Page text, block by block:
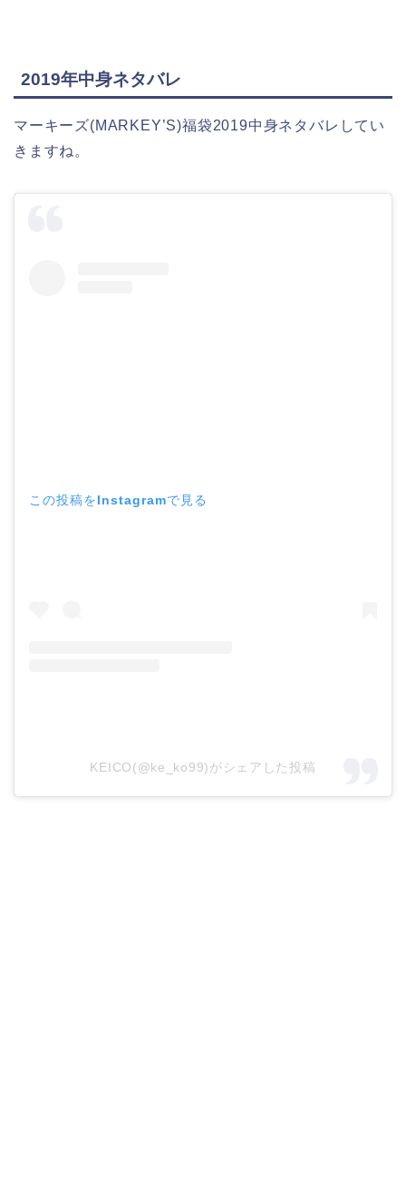
2019年中身ネタバレ
マーキーズ(MARKEY’S)福袋2019中身ネタバレしてい
きますね。
この投稿をInstagramで見る
KEICO(@ke_ko99)がシェアした投稿